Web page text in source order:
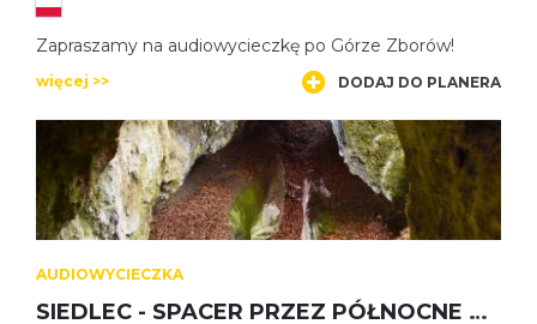
Zapraszamy na audiowycieczkę po Górze Zborów!
więcej >> DODAJ DO PLANERA
AUDIOWYCIECZKA
SIEDLEC - SPACER PRZEZ PÓŁNOCNE PODZIEMIA JURY DO PUSTYNI SIEDLECKIEJ